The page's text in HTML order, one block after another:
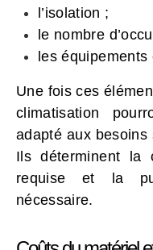
l’isolation ;
le nombre
les équipements
Une fois ces
climatisation
adapté aux
Ils déterminent la
requise et la
nécessaire.